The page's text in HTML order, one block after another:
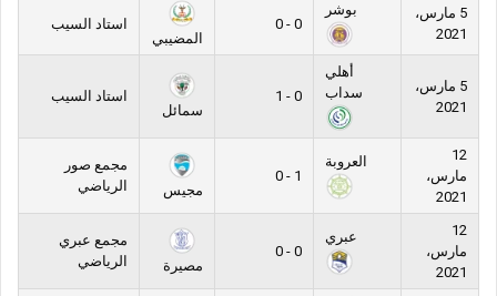
5 مارس،
2021
بوشر
0 - 0
المضيبي
استاد السيب
5 مارس،
2021
أهلي
سداب
0 - 1
سمائل
استاد السيب
12
مارس،
2021
العروبة
1 - 0
مجيس
مجمع صور
الرياضي
12
مارس،
2021
عبري
0 - 0
مصيرة
مجمع عبري
الرياضي